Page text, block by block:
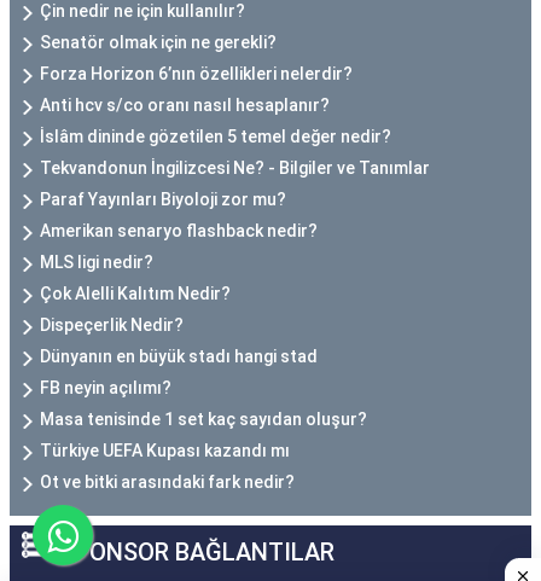
Çin nedir ne için kullanılır?
Senatör olmak için ne gerekli?
Forza Horizon 6’nın özellikleri nelerdir?
Anti hcv s/co oranı nasıl hesaplanır?
İslâm dininde gözetilen 5 temel değer nedir?
Tekvandonun İngilizcesi Ne? - Bilgiler ve Tanımlar
Paraf Yayınları Biyoloji zor mu?
Amerikan senaryo flashback nedir?
MLS ligi nedir?
Çok Alelli Kalıtım Nedir?
Dispeçerlik Nedir?
Dünyanın en büyük stadı hangi stad
FB neyin açılımı?
Masa tenisinde 1 set kaç sayıdan oluşur?
Türkiye UEFA Kupası kazandı mı
Ot ve bitki arasındaki fark nedir?
SPONSOR BAĞLANTILAR